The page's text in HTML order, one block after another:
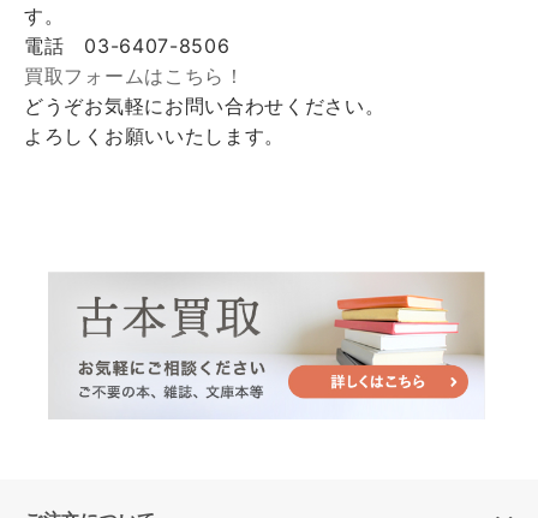
す。
電話 03-6407-8506
買取フォームはこちら！
どうぞお気軽にお問い合わせください。
よろしくお願いいたします。